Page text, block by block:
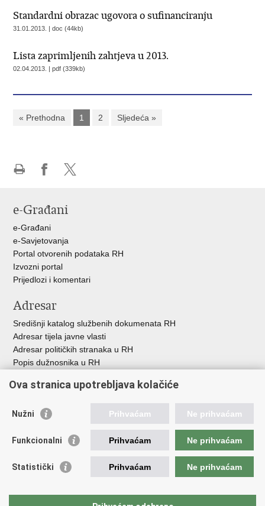
Standardni obrazac ugovora o sufinanciranju
31.01.2013. | doc (44kb)
Lista zaprimljenih zahtjeva u 2013.
02.04.2013. | pdf (339kb)
« Prethodna 1 2 Sljedeća »
Facebooku
X-
e-Građani
e-Građani
e-Savjetovanja
Portal otvorenih podataka RH
Izvozni portal
Prijedlozi i komentari
Adresar
Središnji katalog službenih dokumenata RH
Adresar tijela javne vlasti
Adresar političkih stranaka u RH
Popis dužnosnika u RH
Pozivi za žurnu pomoć
Važne poveznice
Strukturni i investicijski fondovi
Središnja agencija za financiranje i ugovaranje
Predstavništvo Europske komisije u Hrvatskoj
Europski parlament
Ova stranica upotrebljava kolačiće
Nužni Prihvaćam Ne prihvaćam
Funkcionalni Prihvaćam Ne prihvaćam
Statistički Prihvaćam Ne prihvaćam